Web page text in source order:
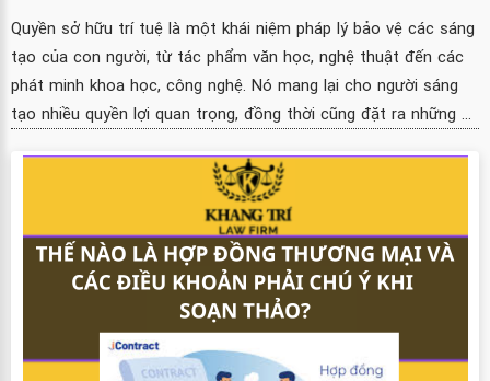
Quyền sở hữu trí tuệ là một khái niệm pháp lý bảo vệ các sáng
tạo của con người, từ tác phẩm văn học, nghệ thuật đến các
phát minh khoa học, công nghệ. Nó mang lại cho người sáng
tạo nhiều quyền lợi quan trọng, đồng thời cũng đặt ra những ...